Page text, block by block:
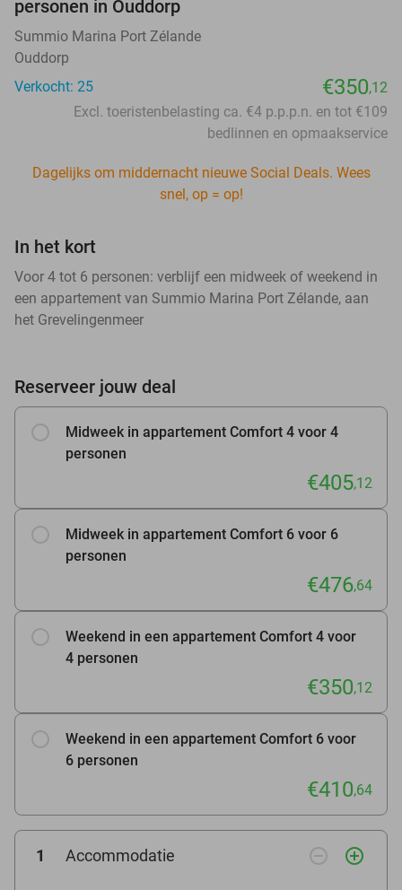
personen in Ouddorp
Summio Marina Port Zélande
Ouddorp
Verkocht: 25
€350,12
Excl. toeristenbelasting ca. €4 p.p.p.n. en tot €109
bedlinnen en opmaakservice
Dagelijks om middernacht nieuwe Social Deals. Wees
snel, op = op!
In het kort
Voor 4 tot 6 personen: verblijf een midweek of weekend in
een appartement van Summio Marina Port Zélande, aan
het Grevelingenmeer
Reserveer jouw deal
Midweek in appartement Comfort 4 voor 4
personen
€405,12
Midweek in appartement Comfort 6 voor 6
personen
€476,64
Weekend in een appartement Comfort 4 voor
4 personen
€350,12
Weekend in een appartement Comfort 6 voor
6 personen
€410,64
1 Accommodatie remove_circle_outline add_circle_outline